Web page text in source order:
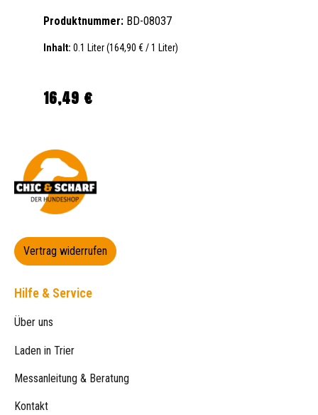
Produktnummer: BD-08037
Inhalt: 0.1 Liter(164,90 € / 1 Liter)
Regulärer Preis:
16,49 €
Vertrag widerrufen
Hilfe & Service
Über uns
Laden in Trier
Messanleitung & Beratung
Kontakt